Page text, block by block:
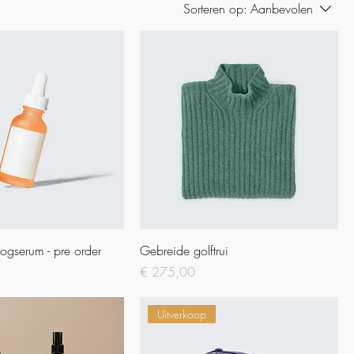
Sorteren op: Aanbevolen
- pre order
Gebreide golftrui
Prijs
€ 275,00
Uitverkoop